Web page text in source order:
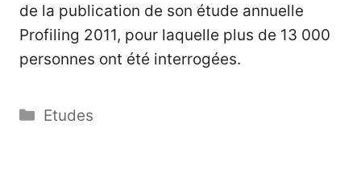
de la publication de son étude annuelle
Profiling 2011, pour laquelle plus de 13 000
personnes ont été interrogées.
Catégories
Etudes